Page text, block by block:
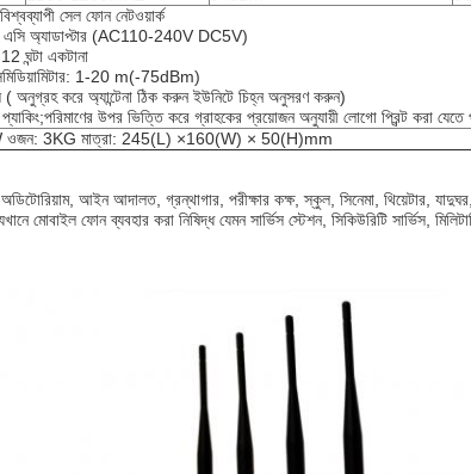
সেল ফোন নেটওয়ার্ক
এসি অ্যাডাপ্টার (AC110-240V DC5V)
ঘন্টা একটানা
1-20 m(-75dBm)
( অনুগ্রহ করে অ্যান্টেনা ঠিক করুন ইউনিটে চিহ্ন অনুসরণ করুন)
প্যাকিং;পরিমাণের উপর ভিত্তি করে গ্রাহকের প্রয়োজন অনুযায়ী লোগো প্রিন্ট করা যেতে
ওজন: 3KG মাত্রা: 245(L) ×160(W) × 50(H)mm
আইন আদালত, গ্রন্থাগার, পরীক্ষার কক্ষ, স্কুল, সিনেমা, থিয়েটার,
মোবাইল ফোন ব্যবহার করা নিষিদ্ধ যেমন সার্ভিস স্টেশন, সিকিউরিটি সার্ভিস,